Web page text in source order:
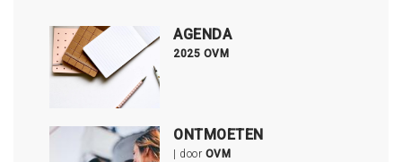
AGENDA
2025 OVM
ONTMOETEN
| door OVM